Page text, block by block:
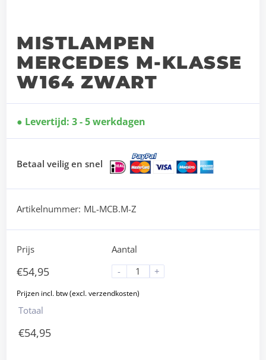
MISTLAMPEN
MERCEDES M-KLASSE
W164 ZWART
Levertijd: 3 - 5 werkdagen
Betaal veilig en snel
Artikelnummer: ML-MCB.M-Z
Prijs
€54,95
Aantal
-
+
Totaal
€54,95